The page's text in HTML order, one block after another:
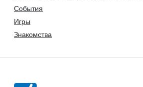
События
Игры
Знакомства